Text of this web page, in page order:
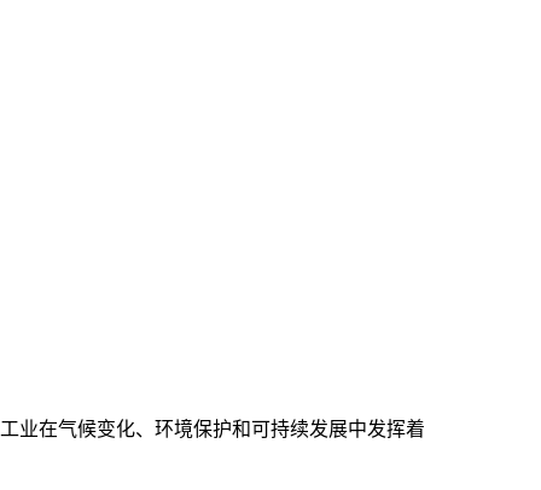
业在气候变化、环境保护和可持续发展中发挥着